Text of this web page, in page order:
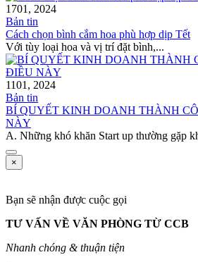
1701, 2024
Bản tin
Cách chọn bình cắm hoa phù hợp dịp Tết
Với tùy loại hoa và vị trí đặt bình,...
1101, 2024
Bản tin
BÍ QUYẾT KINH DOANH THÀNH
NÀY
A. Những khó khăn Start up thường gặp
×
Bạn sẽ nhận được cuộc gọi
TƯ VẤN VỀ VĂN PHÒNG TỪ CCB
Nhanh chóng & thuận tiện